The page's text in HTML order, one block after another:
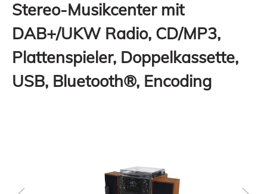
Stereo-Musikcenter mit
DAB+/UKW Radio, CD/MP3,
Plattenspieler, Doppelkassette,
USB, Bluetooth®, Encoding